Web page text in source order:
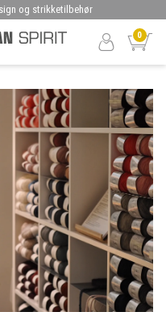
og strikketilbehør
0